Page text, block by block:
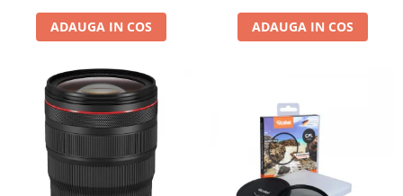
ADAUGA IN COS ADAUGA IN COS